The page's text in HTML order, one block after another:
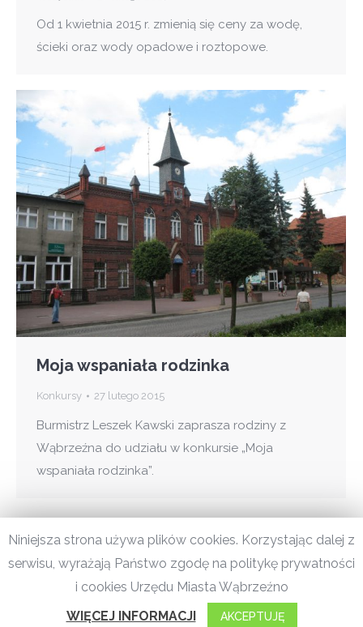
Od 1 kwietnia 2015 r. zmienią się ceny za wodę,
ścieki oraz wody opadowe i roztopowe.
Moja wspaniała rodzinka
Konkursy 27 lutego 2015
Burmistrz Leszek Kawski zaprasza rodziny z
Wąbrzeźna do udziału w konkursie „Moja
wspaniała rodzinka”.
Wdrożenie:Centropolis S.A.
Niniejsza strona używa plików cookies. Korzystając dalej z
serwisu, wyrażają Państwo zgodę na politykę prywatności
i cookies Urzędu Miasta Wąbrzeźno
WIĘCEJ INFORMACJI
AKCEPTUJĘ